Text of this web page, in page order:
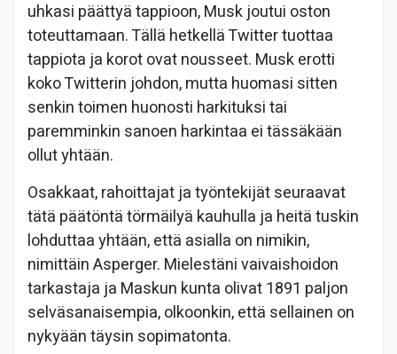
uhkasi päättyä tappioon, Musk joutui oston
toteuttamaan. Tällä hetkellä Twitter tuottaa
tappiota ja korot ovat nousseet. Musk erotti
koko Twitterin johdon, mutta huomasi sitten
senkin toimen huonosti harkituksi tai
paremminkin sanoen harkintaa ei tässäkään
ollut yhtään.
Osakkaat, rahoittajat ja työntekijät seuraavat
tätä päätöntä törmäilyä kauhulla ja heitä tuskin
lohduttaa yhtään, että asialla on nimikin,
nimittäin Asperger. Mielestäni vaivaishoidon
tarkastaja ja Maskun kunta olivat 1891 paljon
selväsanaisempia, olkoonkin, että sellainen on
nykyään täysin sopimatonta.